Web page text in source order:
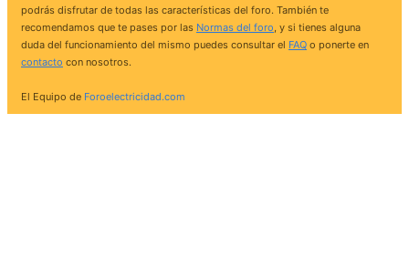
podrás disfrutar de todas las características del foro. También te
recomendamos que te pases por las Normas del foro, y si tienes alguna
duda del funcionamiento del mismo puedes consultar el FAQ o ponerte en
contacto con nosotros.
El Equipo de Foroelectricidad.com